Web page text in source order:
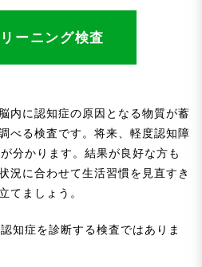
ーニング検査
内に認知症の原因となる物質が蓄
べる検査です。将来、軽度認知障
分かります。結果が良好な方も
況に合わせて生活習慣を見直すき
てましょう。
知症を診断する検査ではありま